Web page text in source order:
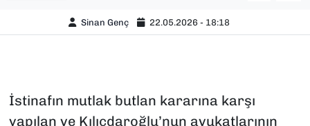
Sinan Genç 22.05.2026 - 18:18
İstinafın mutlak butlan kararına karşı
yapılan ve Kılıçdaroğlu’nun avukatlarının